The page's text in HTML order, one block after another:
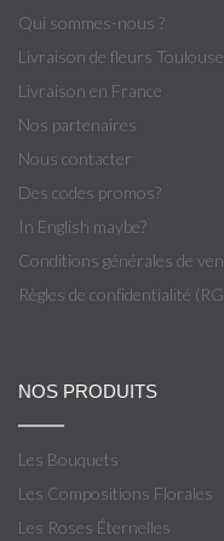
Qui sommes-nous ?
Livraison de fleurs Toulouse
Livraison en France
Nos partenaires
Nous contacter
Des codes promos?
In English maybe?
Conditions générales de
Règles de confidentialité
NOS PRODUITS
Les Bouquets
Les Compositions Florales
Les Roses Éternelles